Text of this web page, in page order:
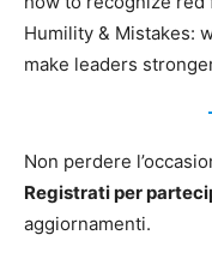
Humility & Mistakes:
make leaders
Non perdere
Registrati per
aggiornamenti.